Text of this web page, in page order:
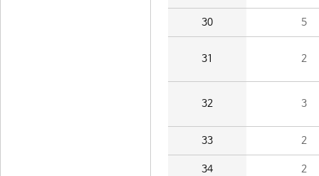
30 5
31 2
32 3
33 2
34 2